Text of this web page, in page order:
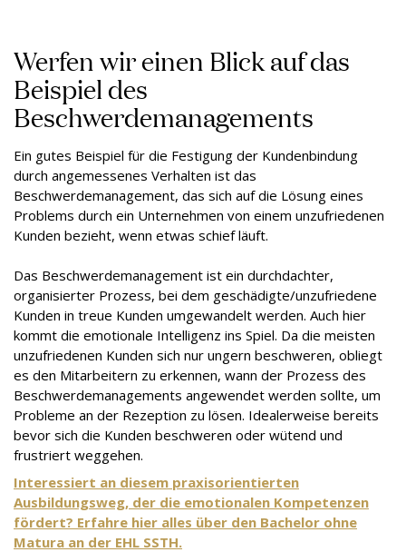
Werfen wir einen Blick auf das
Beispiel des
Beschwerdemanagements
Ein gutes Beispiel für die Festigung der Kundenbindung
durch angemessenes Verhalten ist das
Beschwerdemanagement, das sich auf die Lösung eines
Problems durch ein Unternehmen von einem unzufriedenen
Kunden bezieht, wenn etwas schief läuft.
Das Beschwerdemanagement ist ein durchdachter,
organisierter Prozess, bei dem geschädigte/unzufriedene
Kunden in treue Kunden umgewandelt werden. Auch hier
kommt die emotionale Intelligenz ins Spiel. Da die meisten
unzufriedenen Kunden sich nur ungern beschweren, obliegt
es den Mitarbeitern zu erkennen, wann der Prozess des
Beschwerdemanagements angewendet werden sollte, um
Probleme an der Rezeption zu lösen. Idealerweise bereits
bevor sich die Kunden beschweren oder wütend und
frustriert weggehen.
Interessiert an diesem praxisorientierten
Ausbildungsweg, der die emotionalen Kompetenzen
fördert? Erfahre hier alles über den Bachelor ohne
Matura an der EHL SSTH.